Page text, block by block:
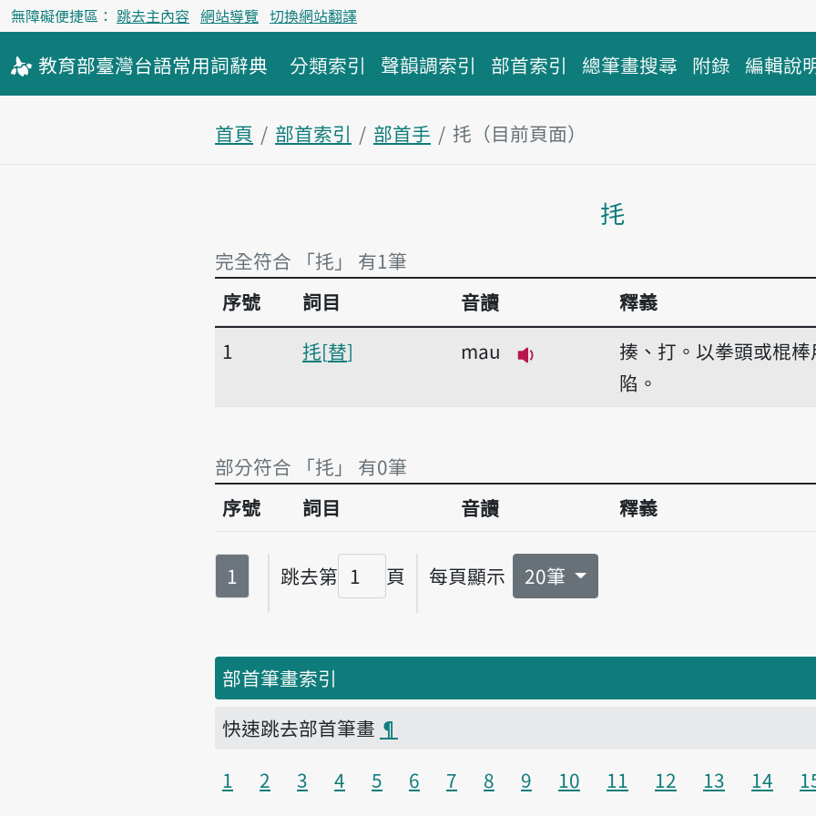
無障礙便捷區： 跳去主內容 網站導覽 切換網站翻譯
教育部臺灣台語常用詞辭典 分類索引 聲韻調索引 部首索引 總筆畫搜尋 附錄 編輯說
首頁 部首索引 部首手
㧌（目前頁面）
㧌
完全符合 「㧌」 有1筆
完全符合 「㧌」 有1筆
序號 詞目 音讀
釋義
1
㧌 替
mau
播放音讀mau
揍、打。以拳頭或棍棒
陷。
部分符合 「㧌」 有0筆
序號 詞目 音讀 釋義
第
1 跳去第
頁碼
頁 每頁顯示 20筆
部首筆畫索引
快速跳去部首筆畫 ¶
1
2 3 4 5 6 7 8 9 10 11 12 13 14